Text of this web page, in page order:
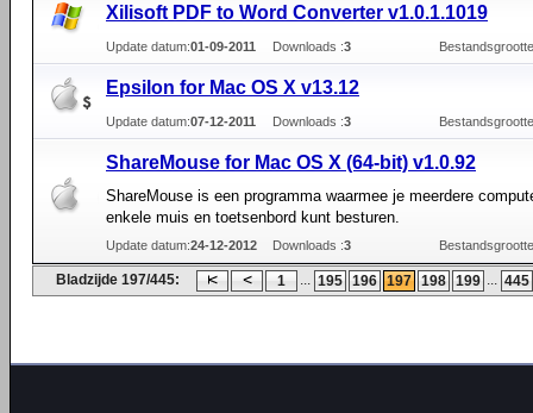
Xilisoft PDF to Word Converter v1.0.1.1019
Update datum:01-09-2011 Downloads :3
Epsilon for Mac OS X v13.12
Update datum:07-12-2011 Downloads :3
ShareMouse for Mac OS X (64-bit) v1.0.92
ShareMouse is een programma waarmee je meerdere
enkele muis en toetsenbord kunt besturen.
Update datum:24-12-2012 Downloads :3
Bladzijde 197/445: 1 ... 195 196 197 198 199 ... 445